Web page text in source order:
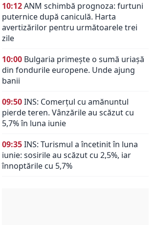
10:12ANM schimbă prognoza: furtuni
puternice după caniculă. Harta
avertizărilor pentru următoarele trei
zile
10:00 Bulgaria primește o sumă uriașă
din fondurile europene. Unde ajung
banii
09:50INS: Comerțul cu amănuntul
pierde teren. Vânzările au scăzut cu
5,7% în luna iunie
09:35INS: Turismul a încetinit în luna
iunie: sosirile au scăzut cu 2,5%, iar
înnoptările cu 5,7%